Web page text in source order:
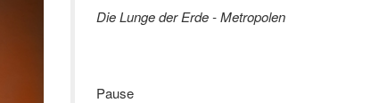
Die Lunge der Erde - Metropolen
Pause